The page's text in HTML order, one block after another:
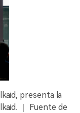
presenta la
｜ Fuente de